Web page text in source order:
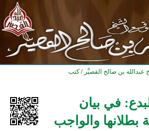
عبدالله بن صالح القصيِّر / كتب
في بيان
بطلانها والواجب